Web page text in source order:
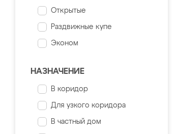
Открытые
Раздвижные купе
Эконом
НАЗНАЧЕНИЕ
В коридор
Для узкого коридора
В частный дом